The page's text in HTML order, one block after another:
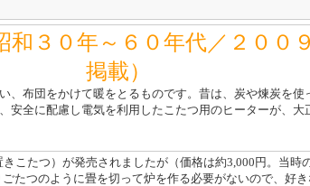
和３０年～６０年代／２００
掲載）
布団をかけて暖をとるものです。昔は、炭や煉炭を使
安全に配慮し電気を利用したこたつ用のヒーターが、大
こたつ）が発売されましたが（価格は約3,000円。当時
たつのように畳を切って炉を作る必要がないので、 好